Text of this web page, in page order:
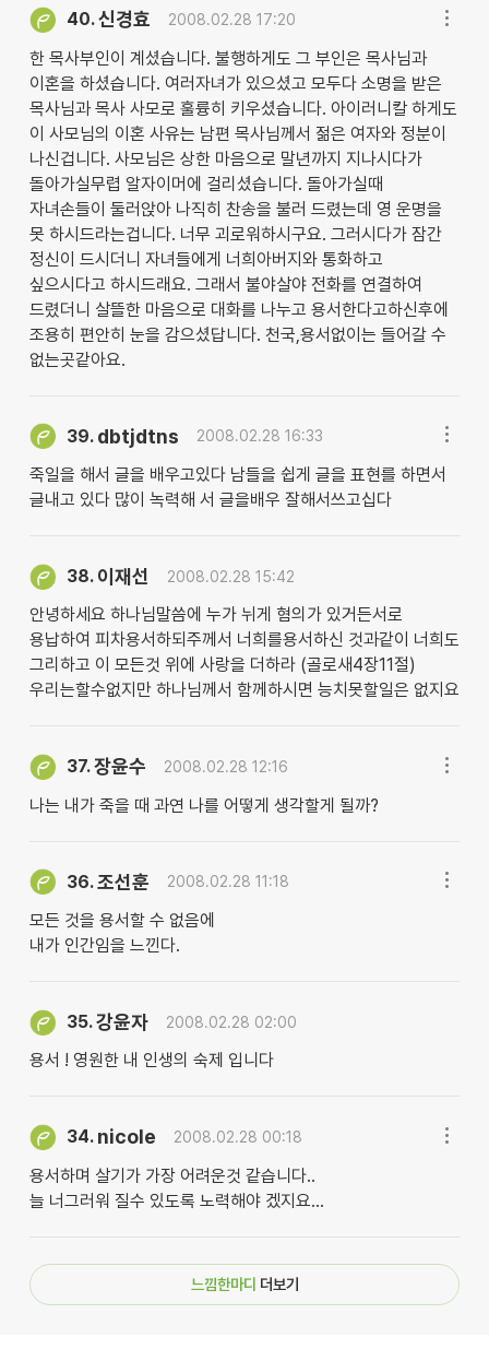
40.신경효 2008.02.28 17:20
한 목사부인이 계셨습니다. 불행하게도 그 부인은 목사님과
이혼을 하셨습니다. 여러자녀가 있으셨고 모두다 소명을 받은
목사님과 목사 사모로 훌륭히 키우셨습니다. 아이러니칼 하게도
이 사모님의 이혼 사유는 남편 목사님께서 젊은 여자와 정분이
나신겁니다. 사모님은 상한 마음으로 말년까지 지나시다가
돌아가실무렵 알자이머에 걸리셨습니다. 돌아가실때
자녀손들이 둘러앉아 나직히 찬송을 불러 드렸는데 영 운명을
못 하시드라는겁니다. 너무 괴로워하시구요. 그러시다가 잠간
정신이 드시더니 자녀들에게 너희아버지와 통화하고
싶으시다고 하시드래요. 그래서 불야살야 전화를 연결하여
드렸더니 살뜰한 마음으로 대화를 나누고 용서한다고하신후에
조용히 편안히 눈을 감으셨답니다. 천국,용서없이는 들어갈 수
없는곳같아요.
39. dbtjdtns 2008.02.28 16:33
죽일을 해서 글을 배우고있다 남들을 쉽게 글을 표현를 하면서
글내고 있다 많이 녹력해 서 글을배우 잘해서쓰고십다
38. 이재선 2008.02.28 15:42
안녕하세요 하나님말씀에 누가 뉘게 혐의가 있거든서로
용납하여 피차용서하되주께서 너희를용서하신 것과같이 너희도
그리하고 이 모든것 위에 사랑을 더하라 (골로새4장11절)
우리는할수없지만 하나님께서 함께하시면 능치못할일은 없지요
37.장윤수 2008.02.28 12:16
나는 내가 죽을 때 과연 나를 어떻게 생각할게 될까?
36.조선훈 2008.02.28 11:18
모든 것을 용서할 수 없음에
내가 인간임을 느낀다.
35.강윤자 2008.02.28 02:00
용서 ! 영원한 내 인생의 숙제 입니다
34. nicole 2008.02.28 00:18
용서하며 살기가 가장 어려운것 같습니다..
늘 너그러워 질수 있도록 노력해야 겠지요...
느낌한마디 더보기